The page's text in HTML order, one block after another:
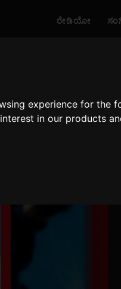
experience for the
in our products
ರೇಡಿಯೋ